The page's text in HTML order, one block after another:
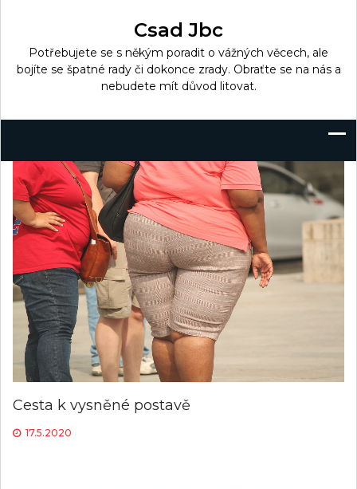
Csad Jbc
Potřebujete se s někým poradit o vážných věcech, ale
bojíte se špatné rady či dokonce zrady. Obraťte se na nás a
nebudete mít důvod litovat.
Cesta k vysněné postavě
17.5.2020